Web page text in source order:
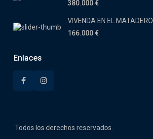
380.000 €
VIVENDA EN EL MATADERO
166.000 €
Enlaces
Todos los derechos reservados.